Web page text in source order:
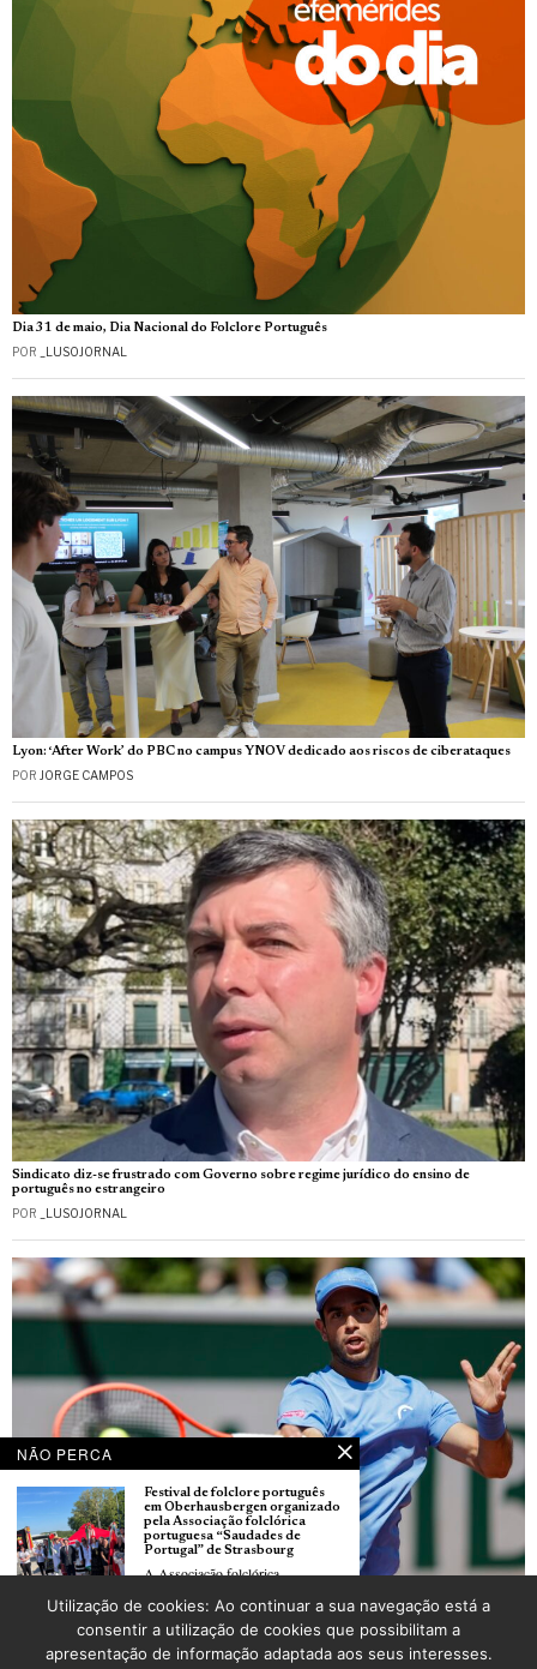
Dia 31 de maio, Dia Nacional do Folclore Português
POR _LUSOJORNAL
Lyon: ‘After Work’ do PBC no campus YNOV dedicado aos riscos de ciberataques
POR JORGE CAMPOS
Sindicato diz-se frustrado com Governo sobre regime jurídico do ensino de
português no estrangeiro
POR _LUSOJORNAL
Roland Garros: Nuno Borges eliminado por Andrey Rublev na terceira ronda
_LUSOJORNAL
NÃO PERCA
Festival de folclore português
em Oberhausbergen organizado
pela Associação folclórica
portuguesa “Saudades de
Portugal” de Strasbourg
A Associação folclórica
Festival de folclore de Molsheim
foi organizado pelo grupo
folclórico “Estrela Dourada” de
Utilização de cookies: Ao continuar a sua navegação está a
consentir a utilização de cookies que possibilitam a
apresentação de informação adaptada aos seus interesses.